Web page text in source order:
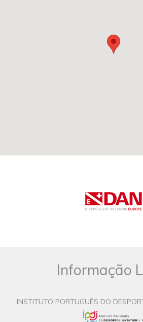
Informação
INSTITUTO PORTUGUÊS DO